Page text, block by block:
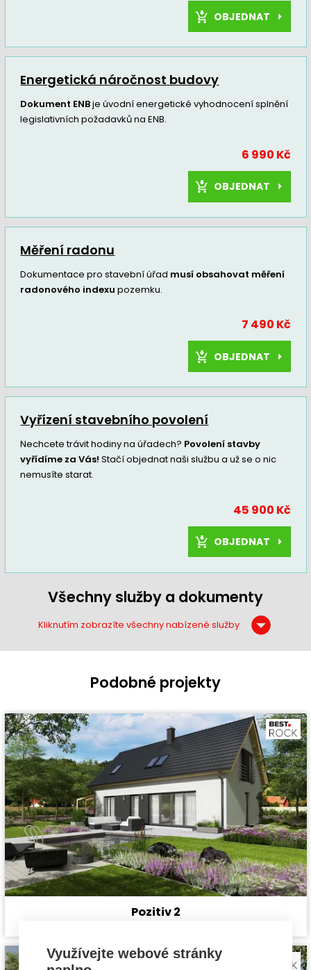
OBJEDNAT
Energetická náročnost budovy
Dokument ENBje úvodní energetické vyhodnocení splnění
legislativních požadavků na ENB.
6 990 Kč
OBJEDNAT
Měření radonu
Dokumentace pro stavební úřad musí obsahovat měření
radonového indexu pozemku.
7 490 Kč
OBJEDNAT
Vyřízení stavebního povolení
Nechcete trávit hodiny na úřadech? Povolení stavby
vyřídíme za Vás! Stačí objednat naši službu a už se o nic
nemusíte starat.
45 900 Kč
OBJEDNAT
Všechny služby a dokumenty
Kliknutím zobrazíte všechny nabízené služby
Podobné projekty
Dispozice:
5+1
Užitná plocha:
140 m²
Pozitiv 2
Využívejte webové stránky